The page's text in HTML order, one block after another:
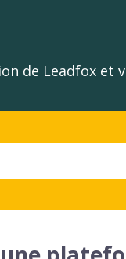
de Leadfox et